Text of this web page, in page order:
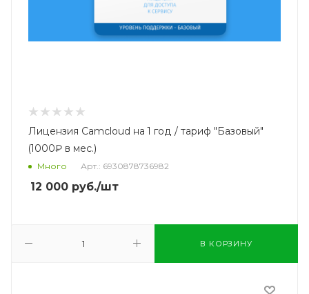
Лицензия Camcloud на 1 год / тариф "Базовый"
(1000₽ в мес.)
Много Арт.: 6930878736982
12 000 руб./шт
В КОРЗИНУ